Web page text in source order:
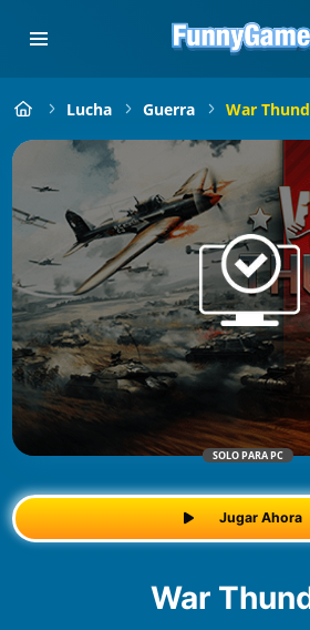
Lucha Guerra War
SOLO PARA PC
Jugar Ahora
War